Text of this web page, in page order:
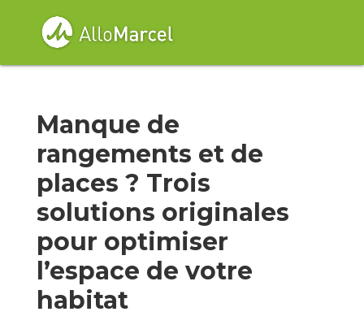
Manque de
rangements et de
places ? Trois
solutions originales
pour optimiser
l’espace de votre
habitat